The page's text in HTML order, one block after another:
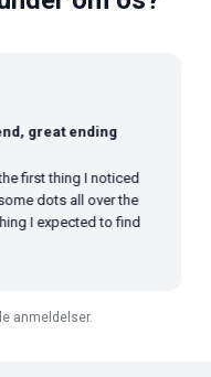
great ending
first thing I noticed
dots all over the
I expected to find
anmeldelser.